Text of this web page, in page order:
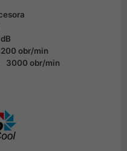
obr/min
3000 obr/min